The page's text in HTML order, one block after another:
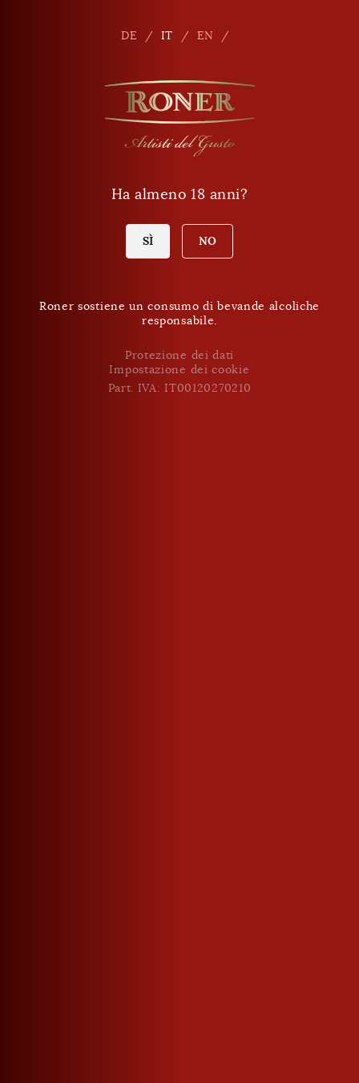
DE IT EN
Ha almeno 18 anni?
SÌ NO
Roner sostiene un consumo di bevande alcoliche
responsabile.
Protezione dei dati
Impostazione dei cookie
Part. IVA: IT00120270210